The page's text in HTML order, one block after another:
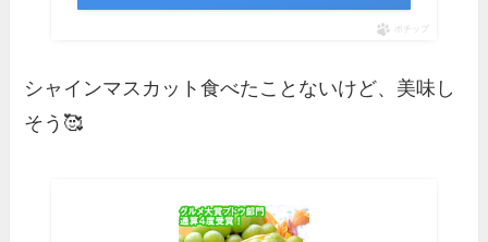
ポチップ
シャインマスカット食べたことないけど、美味し
そう🥰